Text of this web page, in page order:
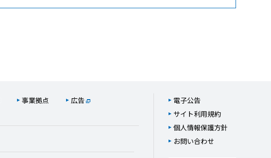
事業拠点
広告
電子公告
サイト利用規約
個人情報保護方針
お問い合わせ